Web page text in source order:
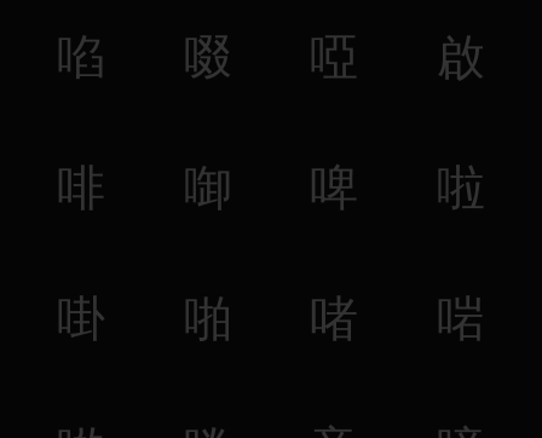
啗 啜 啞 啟
啡 啣 啤 啦
啩 啪 啫 啱